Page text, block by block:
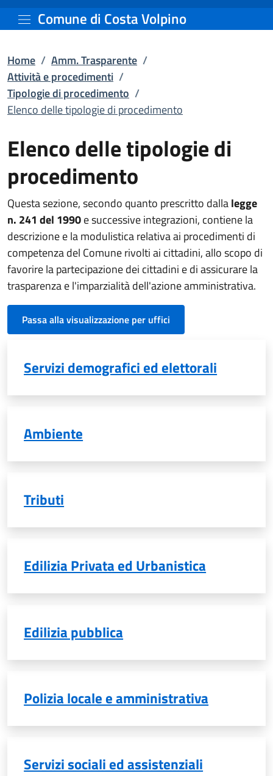
Vai al contenuto principale
Elenco delle tipologie
Comune di Costa Volpino
Home / Amm. Trasparente /
Attività e procedimenti /
Tipologie di procedimento /
Elenco delle tipologie di procedimento
Elenco delle tipologie di
procedimento
Questa sezione, secondo quanto prescritto dallalegge
n. 241 del 1990e successive integrazioni, contiene la
descrizione e la modulistica relativa ai procedimenti di
competenza del Comune rivolti ai cittadini, allo scopo di
favorire la partecipazione dei cittadini e di assicurare la
trasparenza e l'imparzialità dell'azione amministrativa.
Passa alla visualizzazione per uffici
Servizi demografici ed elettorali
Ambiente
Tributi
Edilizia Privata ed Urbanistica
Edilizia pubblica
Polizia locale e amministrativa
Servizi sociali ed assistenziali